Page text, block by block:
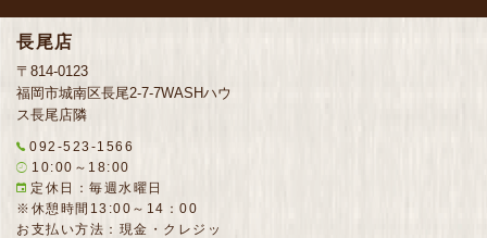
長尾店
〒814-0123
福岡市城南区長尾2‐7‐7WASHハウ
ス長尾店隣
092-523-1566
10:00～18:00
定休日：毎週水曜日
※休憩時間13:00～14：00
お支払い方法：現金・クレジッ